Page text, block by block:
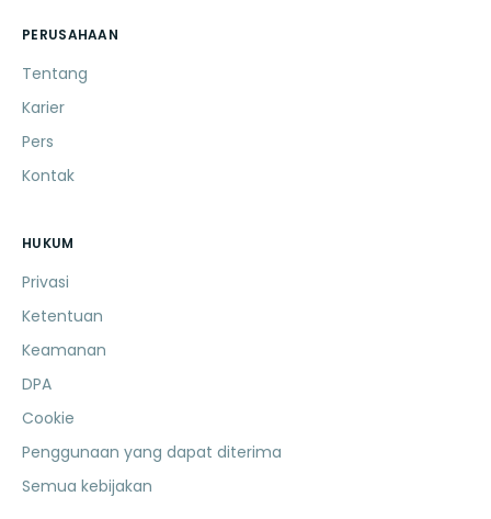
PERUSAHAAN
Tentang
Karier
Pers
Kontak
HUKUM
Privasi
Ketentuan
Keamanan
DPA
Cookie
Penggunaan yang dapat diterima
Semua kebijakan